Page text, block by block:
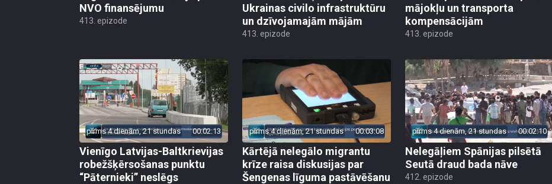
NVO finansējumu
413. epizode
Ukrainas civilo infrastruktūru
un dzīvojamajām mājām
413. epizode
mājokļu un transporta
kompensācijām
413. epizode
pirms 4 dienām, 21 stundas 00:02:13
Vienīgo Latvijas-Baltkrievijas
robežšķērsošanas punktu
“Pāternieki” neslēgs
pirms 4 dienām, 21 stundas 00:03:08
Kārtējā nelegālo migrantu
krīze raisa diskusijas par
Šengenas līguma pastāvēšanu
pirms 4 dienām, 21 stundas 00:02:10
Nelegāļiem Spānijas pilsētā
Seutā draud bada nāve
412. epizode